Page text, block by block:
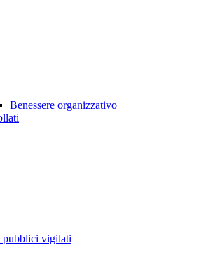
Benessere organizzativo
pubblici vigilati